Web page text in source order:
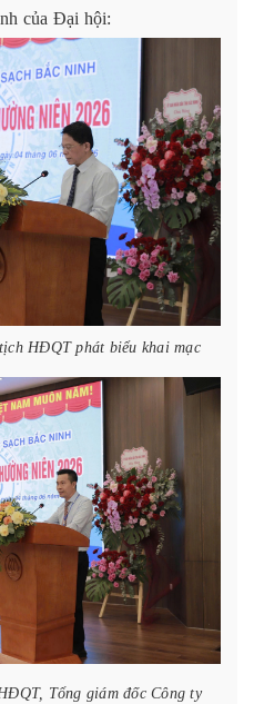
của Đại hội:
HĐQT phát biểu khai mạc
Tổng giám đốc Công ty